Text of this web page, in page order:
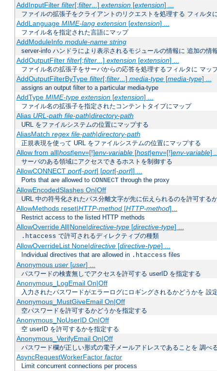
AddInputFilter filter[;filter...] extension[extension] ...
ファイルの拡張子をクライアントのリクエストを処理する フィルタ
AddLanguage MIME-lang extension[extension] ...
ファイル名を指定された言語にマップ
AddModuleInfo module-name string
server-info ハンドラにより表示されるモジュールの情報に 追加の情
AddOutputFilter filter[;filter...] extension[extension] ...
ファイル名の拡張子をサーバからの応答を処理するフィルタに マッ
AddOutputFilterByType filter[;filter...] media-type[media-type] ...
assigns an output filter to a particular media-type
AddType MIME-type extension[extension] ...
ファイル名の拡張子を指定されたコンテントタイプにマップ
Alias URL-path file-path|directory-path
URL をファイルシステムの位置にマップする
AliasMatch regex file-path|directory-path
正規表現を使って URL をファイルシステムの位置にマップする
Allow from all|host|env=[!]env-variable[host|env=[!]env-variable]
サーバのある領域にアクセスできるホストを制御する
AllowCONNECT port[-port] [port[-port]] ...
Ports that are allowed to CONNECT through the proxy
AllowEncodedSlashes On|Off
URL 中の符号化されたパス分離文字が先に伝えられるのを許可する
AllowMethods reset|HTTP-method[HTTP-method]...
Restrict access to the listed HTTP methods
AllowOverride All|None|directive-type[directive-type] ...
.htaccess で許可されるディレクティブの種類
AllowOverrideList None|directive[directive-type] ...
Individual directives that are allowed in .htaccess files
Anonymous user[user] ...
パスワードの検査無しでアクセスを許可する userID を指定する
Anonymous_LogEmail On|Off
入力されたパスワードがエラーログにロギングされるかどうかを 設
Anonymous_MustGiveEmail On|Off
空パスワードを許可するかどうかを指定する
Anonymous_NoUserID On|Off
空 userID を許可するかを指定する
Anonymous_VerifyEmail On|Off
パスワード欄が正しい形式の電子メールアドレスであることを 調べ
AsyncRequestWorkerFactor factor
Limit concurrent connections per process